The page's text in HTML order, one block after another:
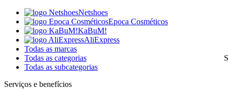
Netshoes
Epoca Cosméticos
KaBuM!
AliExpress
Todas as marcas
Todas as categorias
Todas as subcategorias
Serviços e benefícios